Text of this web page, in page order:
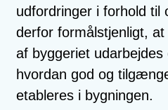
udfordringer i forhold til
derfor formålstjenligt,
af byggeriet udarbejdes
hvordan god og
etableres i bygningen.